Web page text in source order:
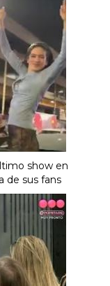
show en
de sus fans